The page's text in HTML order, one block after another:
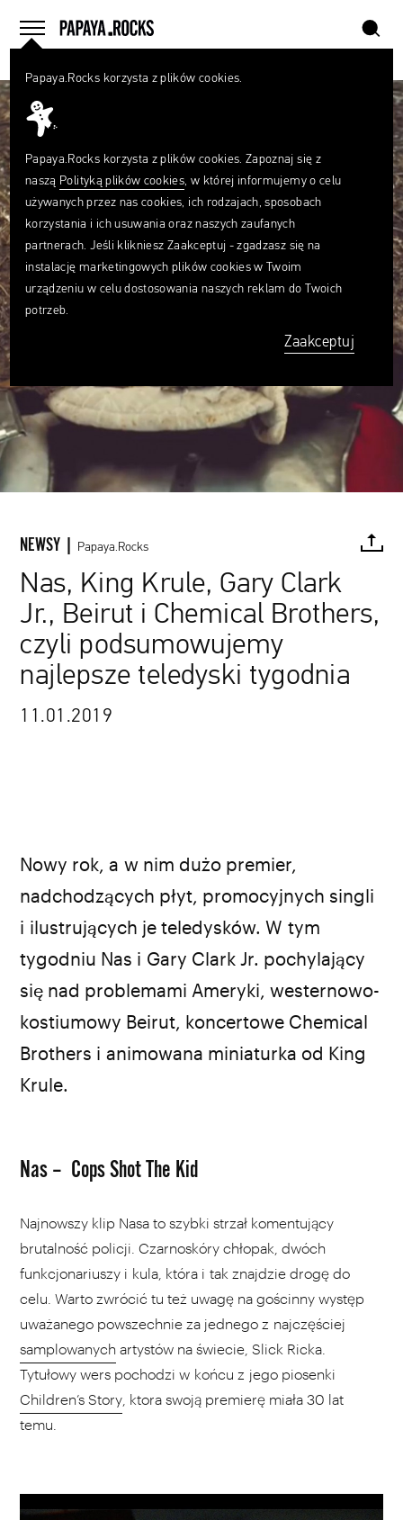
menu
home szukaj
NEWSY | Papaya.Rocks
Nas, King Krule, Gary Clark
Jr., Beirut i Chemical Brothers,
czyli podsumowujemy
najlepsze teledyski tygodnia
11.01.2019
FACEBOOK TWITTER PINTEREST
Nowy rok, a w nim dużo premier,
nadchodzących płyt, promocyjnych singli
i ilustrujących je teledysków. W tym
tygodniu Nas i Gary Clark Jr. pochylający
się nad problemami Ameryki, westernowo-
kostiumowy Beirut, koncertowe Chemical
Brothers i animowana miniaturka od King
Krule.
Nas – Cops Shot The Kid
Najnowszy klip Nasa to szybki strzał komentujący
brutalność policji. Czarnoskóry chłopak, dwóch
funkcjonariuszy i kula, która i tak znajdzie drogę do
celu. Warto zwrócić tu też uwagę na gościnny występ
uważanego powszechnie za jednego z najczęściej
samplowanych artystów na świecie, Slick Ricka.
Tytułowy wers pochodzi w końcu z jego piosenki
Children’s Story , ktora swoją premierę miała 30 lat
temu.
Papaya.Rocks korzysta z plików cookies.
Papaya.Rocks korzysta z plików cookies. Zapoznaj się z
naszą Polityką plików cookies, w której informujemy o celu
używanych przez nas cookies, ich rodzajach, sposobach
korzystania i ich usuwania oraz naszych zaufanych
partnerach. Jeśli klikniesz Zaakceptuj - zgadzasz się na
instalację marketingowych plików cookies w Twoim
urządzeniu w celu dostosowania naszych reklam do Twoich
potrzeb.
Zaakceptuj
Czego
szukasz?